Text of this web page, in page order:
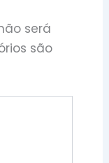
será
são